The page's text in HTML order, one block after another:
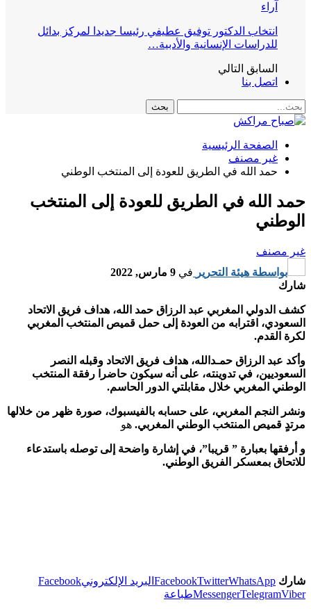
آراء
انتخاب الدكتور توفيق عطيفي رئيسا جديدا لمركز بدائل
للدراسات الإنسانية والأدبية…
السابق التالي
اتصل بنا
الصفحة الرئيسية
غير مصنف
حمد الله في الطريق للعودة إلى المنتخب الوطني
حمد الله في الطريق للعودة إلى المنتخب
الوطني
غير مصنف
بواسطة هيئة التحرير في 9 مارس, 2022
شارك
كشف الدولي المغربي عبد الرزاق حمد الله، هداف فريق الاتحاد
السعودي، اقترابه من العودة إلى حمل قميص المنتخب المغربي
لكرة القدم.
وأكد عبد الرزاق حمـدالله، هداف فريق الاتحاد وقبله النصر
السعوديين، في تدوينته، على أنه سيكون حاضرا رفقة المنتخب
الوطني المغربي خلال مقابلتي الدور الحاسم.
ونشر النجم المغربي، على حسابه بالفيسبوك، صورة ظهر من خلالها
مرتدٍ قميص المنتخب الوطني المغربي. هو
و أرفقها بعبارة ” قريبا”، في إشارة واضحة إلى توصله باستدعاء
للاتحاق بمعسكر الفريق الوطني.
شارك FacebookTwitterWhatsApp البريد الإلكترونيFacebook
MessengerTelegramViber طباعة